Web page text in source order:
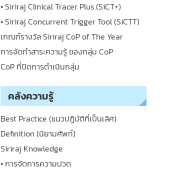
• Siriraj Clinical Tracer Plus (SiCT+)
• Siriraj Concurrent Trigger Tool (SiCTT)
เกณฑ์รางวัล Siriraj CoP of The Year
การจัดทำสาระความรู้ ของกลุ่ม CoP
CoP ที่ปิดการดำเนินกลุ่ม
คลังความรู้
Best Practice (แนวปฏิบัติที่เป็นเลิศ)
Definition (นิยามศัพท์)
Siriraj Knowledge
• การจัดการความปวด